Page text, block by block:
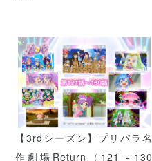
【3rdシーズン】プリパラ名
作劇場Return（121～130